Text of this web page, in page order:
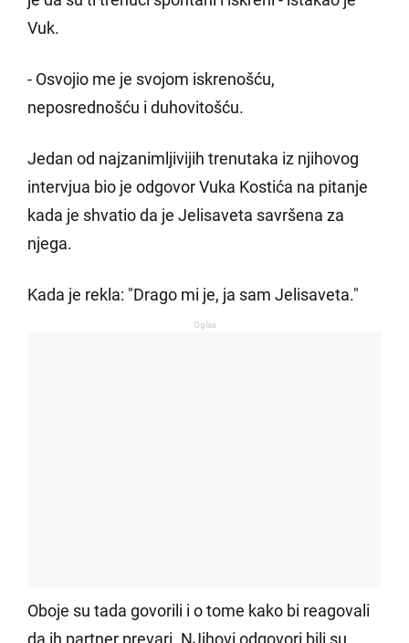
Vuk.
- Osvojio me je svojom iskrenošću,
neposrednošću i duhovitošću.
Jedan od najzanimljivijih trenutaka iz njihovog
intervjua bio je odgovor Vuka Kostića na pitanje
kada je shvatio da je Jelisaveta savršena za
njega.
Kada je rekla: "Drago mi je, ja sam Jelisaveta."
Oglas
Oboje su tada govorili i o tome kako bi reagovali
da ih partner prevari. NJihovi odgovori bili su